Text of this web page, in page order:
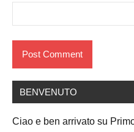
BENVENUTO
Ciao e ben arrivato su